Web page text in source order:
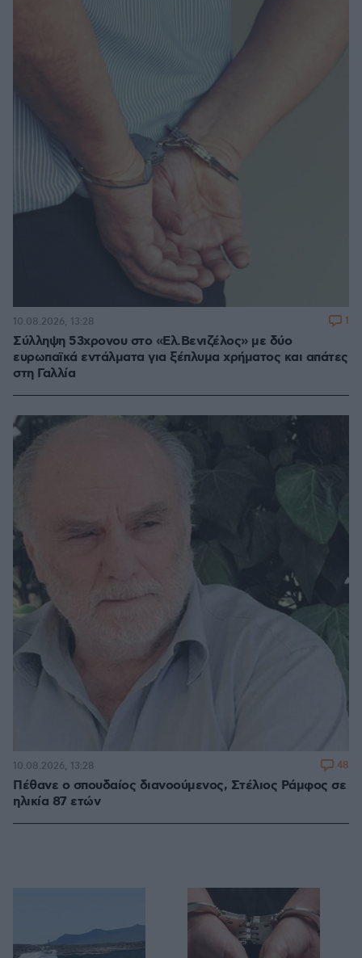
Σύλληψη 53χρονου στο «Ελ.Βενιζέλος» με δύο
ευρωπαϊκά εντάλματα για ξέπλυμα χρήματος και απάτες
στη Γαλλία
10.08.2026, 13:28 1
Πέθανε ο σπουδαίος διανοούμενος, Στέλιος Ράμφος σε
ηλικία 87 ετών
10.08.2026, 13:28 48